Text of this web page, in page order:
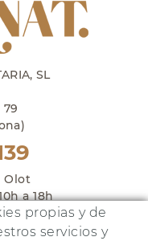
SL
79
Olot
a 18h
a 14hpropias y de
servicios y